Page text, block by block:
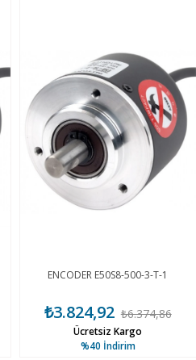
ENCODER E50S8-500-3-T-1
₺3.824,92 ₺6.374,86
%40 İndirim
Ücretsiz Kargo